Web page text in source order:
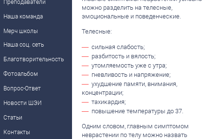
Преподаватели
Наша команда
Мерч школы
Наша соц. сеть
Благотворительность
Фотоальбом
Вопрос-Ответ
Новости ШЭИ
Статьи
Контакты
можно разделить на телесные,
эмоциональные и поведенческие.
Телесные:
сильная слабость;
разбитость и вялость;
утомляемость уже с утра;
гневливость и напряжение;
ухудшение памяти, внимания,
концентрации;
тахикардия;
повышение температуры до 37.
Одним словом, главным симптомом
неврастении по телу можно назвать